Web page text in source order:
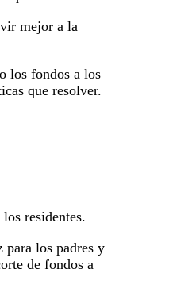
mejor a la
los fondos a los
que resolver.
residentes.
para los padres y
de fondos a